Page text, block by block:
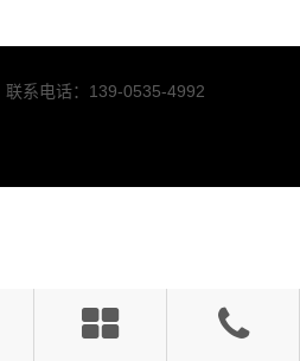
系电话：139-0535-4992